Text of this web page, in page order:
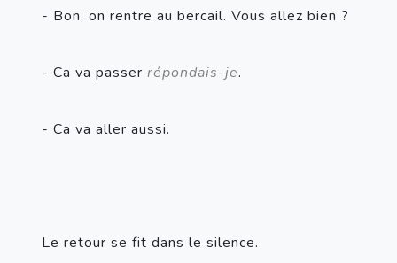
- Bon, on rentre au bercail. Vous allez bien ?
- Ca va passer répondais-je.
- Ca va aller aussi.
Le retour se fit dans le silence.